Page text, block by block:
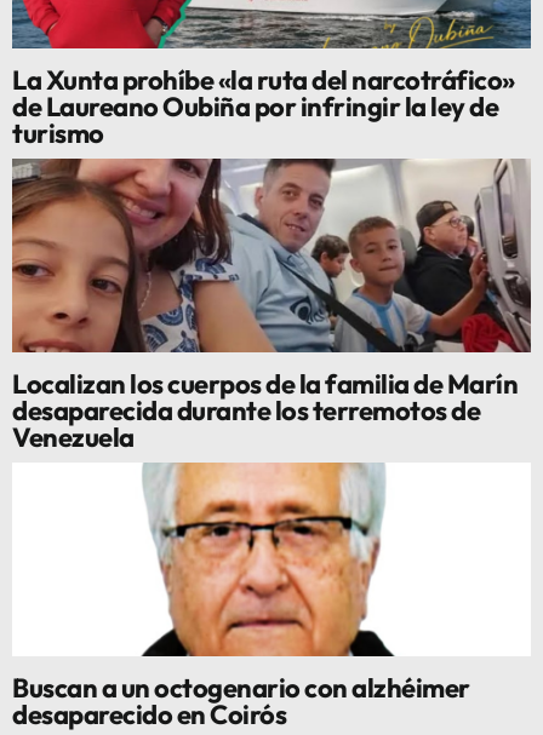
La Xunta prohíbe «la ruta del narcotráfico»
de Laureano Oubiña por infringir la ley de
turismo
Localizan los cuerpos de la familia de Marín
desaparecida durante los terremotos de
Venezuela
Buscan a un octogenario con alzhéimer
desaparecido en Coirós